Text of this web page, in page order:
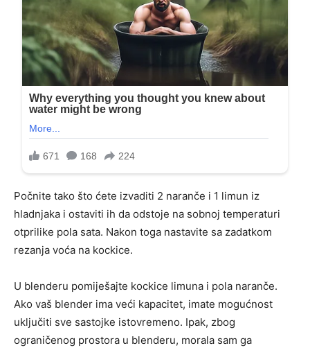
Počnite tako što ćete izvaditi 2 naranče i 1 limun iz
hladnjaka i ostaviti ih da odstoje na sobnoj temperaturi
otprilike pola sata. Nakon toga nastavite sa zadatkom
rezanja voća na kockice.
U blenderu pomiješajte kockice limuna i pola naranče.
Ako vaš blender ima veći kapacitet, imate mogućnost
uključiti sve sastojke istovremeno. Ipak, zbog
ograničenog prostora u blenderu, morala sam ga